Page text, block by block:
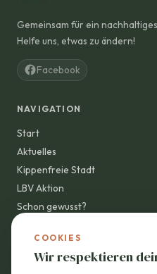
Gemeinsam für ein
Helfe uns, etwas zu ändern!
Facebook
NAVIGATION
Start
Aktuelles
Kippenfreie Stadt
LBV Aktion
Schon gewusst?
Mach mit!
COOKIES
Wir respektieren